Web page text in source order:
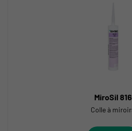
MiroSil 816
Colle à